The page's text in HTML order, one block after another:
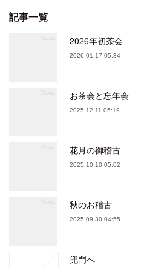
記事一覧
2026年初茶会
2026.01.17 05:34
お茶会と忘年会
2025.12.11 05:19
花月の御稽古
2025.10.10 05:02
秋のお稽古
2025.09.30 04:55
兜門へ